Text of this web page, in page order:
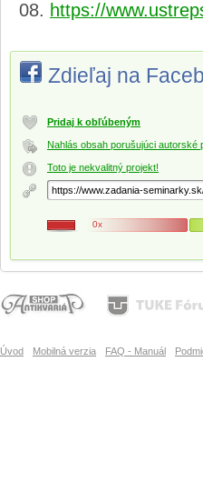
https://
Zdieľaj na
Pridaj k obľúbeným
Nahlás obsah porušujúci autorské
Toto je nekvalitný projekt!
0x
Úvod Mobilná verzia FAQ - Manuál